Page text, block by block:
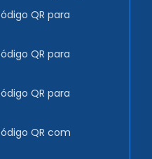
QR para
QR para
QR para
QR com